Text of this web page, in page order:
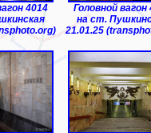
4014
Головной вагон
на ст.
21.01.25